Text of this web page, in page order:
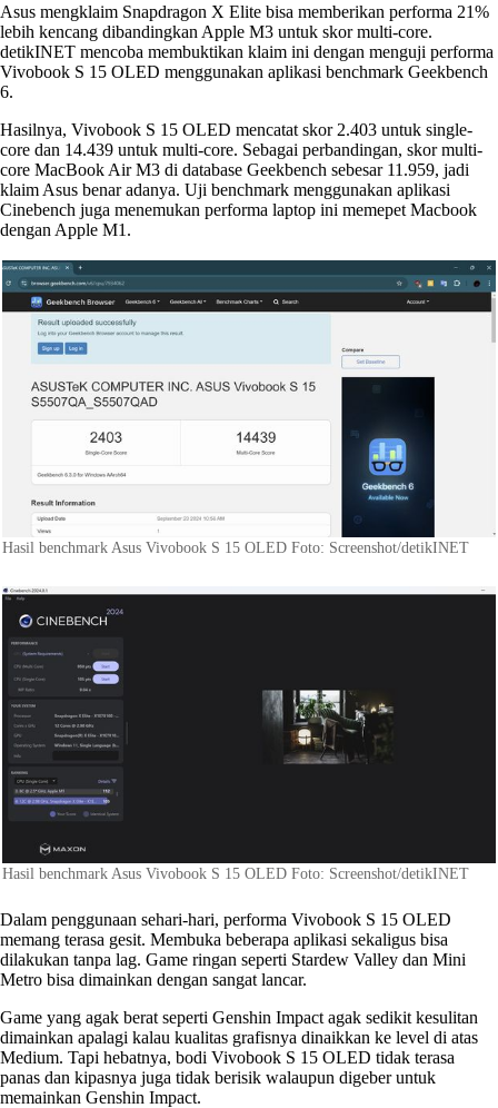
Asus mengklaim Snapdragon X Elite bisa memberikan performa 21%
lebih kencang dibandingkan Apple M3 untuk skor multi-core.
detikINET mencoba membuktikan klaim ini dengan menguji performa
Vivobook S 15 OLED menggunakan aplikasi benchmark Geekbench
6.
Hasilnya, Vivobook S 15 OLED mencatat skor 2.403 untuk single-
core dan 14.439 untuk multi-core. Sebagai perbandingan, skor multi-
core MacBook Air M3 di database Geekbench sebesar 11.959, jadi
klaim Asus benar adanya. Uji benchmark menggunakan aplikasi
Cinebench juga menemukan performa laptop ini memepet Macbook
dengan Apple M1.
Hasil benchmark Asus Vivobook S 15 OLED Foto: Screenshot/detikINET
Hasil benchmark Asus Vivobook S 15 OLED Foto: Screenshot/detikINET
Dalam penggunaan sehari-hari, performa Vivobook S 15 OLED
memang terasa gesit. Membuka beberapa aplikasi sekaligus bisa
dilakukan tanpa lag. Game ringan seperti Stardew Valley dan Mini
Metro bisa dimainkan dengan sangat lancar.
Game yang agak berat seperti Genshin Impact agak sedikit kesulitan
dimainkan apalagi kalau kualitas grafisnya dinaikkan ke level di atas
Medium. Tapi hebatnya, bodi Vivobook S 15 OLED tidak terasa
panas dan kipasnya juga tidak berisik walaupun digeber untuk
memainkan Genshin Impact.